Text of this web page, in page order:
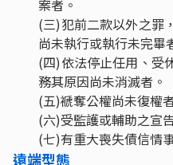
案者。
(三)犯前二款以外之罪
尚未執行或執行未完畢
(四)依法停止任用、受
務其原因尚未消滅者。
(五)褫奪公權尚未復權
(六)受監護或輔助之宣
(七)有重大喪失債信情
遠端型態